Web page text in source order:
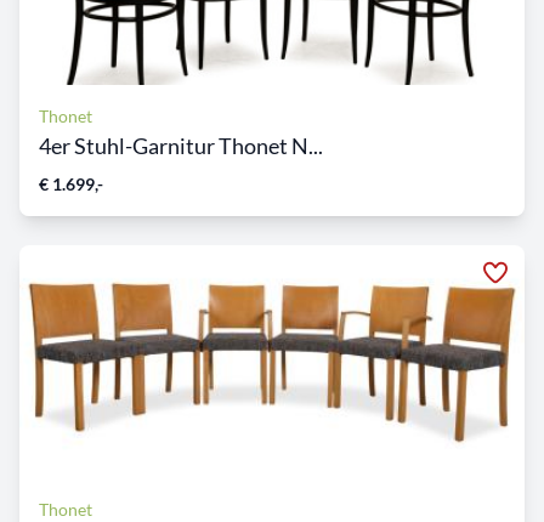
Thonet
4er Stuhl-Garnitur Thonet N...
€ 1.699,-
Thonet